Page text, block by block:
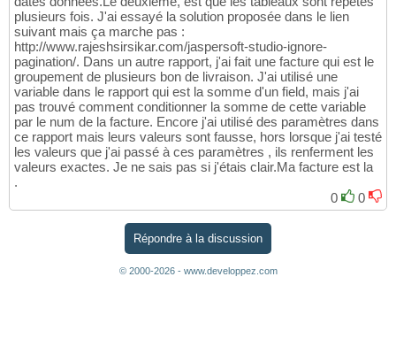
plusieurs fois. J'ai essayé la solution proposée dans le lien
suivant mais ça marche pas :
http://www.rajeshsirsikar.com/jaspersoft-studio-ignore-
pagination/. Dans un autre rapport, j'ai fait une facture qui est le
groupement de plusieurs bon de livraison. J'ai utilisé une
variable dans le rapport qui est la somme d'un field, mais j'ai
pas trouvé comment conditionner la somme de cette variable
par le num de la facture. Encore j'ai utilisé des paramètres dans
ce rapport mais leurs valeurs sont fausse, hors lorsque j'ai testé
les valeurs que j'ai passé à ces paramètres , ils renferment les
valeurs exactes. Je ne sais pas si j'étais clair.Ma facture est la
.
0
0
Répondre à la discussion
© 2000-2026 - www.developpez.com